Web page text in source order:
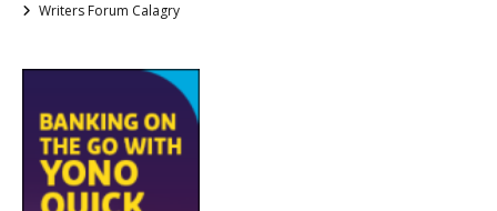
Writers Forum Calagry